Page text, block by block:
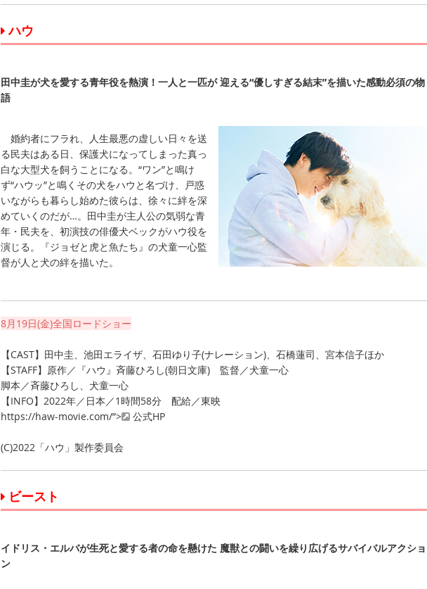
ハウ
田中圭が犬を愛する青年役を熱演！一人と一匹が 迎える“優しすぎる結末”を描いた感動必須の物
語
婚約者にフラれ、人生最悪の虚しい日々を送
る民夫はある日、保護犬になってしまった真っ
白な大型犬を飼うことになる。“ワン”と鳴け
ず“ハウッ”と鳴くその犬をハウと名づけ、戸惑
いながらも暮らし始めた彼らは、徐々に絆を深
めていくのだが…。田中圭が主人公の気弱な青
年・民夫を、初演技の俳優犬ベックがハウ役を
演じる。『ジョゼと虎と魚たち』の犬童一心監
督が人と犬の絆を描いた。
8月19日(金)全国ロードショー
【CAST】田中圭、池田エライザ、石田ゆり子(ナレーション)、石橋蓮司、宮本信子ほか
【STAFF】原作／『ハウ』斉藤ひろし(朝日文庫) 監督／犬童一心
脚本／斉藤ひろし、犬童一心
【INFO】2022年／日本／1時間58分 配給／東映
https://haw-movie.com/”>
公式HP
(C)2022「ハウ」製作委員会
ビースト
イドリス・エルバが生死と愛する者の命を懸けた 魔獣との闘いを繰り広げるサバイバルアクショ
ン